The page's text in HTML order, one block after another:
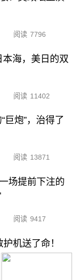
阅读 7796
海，美日的双
阅读 11402
巨炮”，治得了
阅读 13871
场提前下注的
阅读 9417
机送了命！